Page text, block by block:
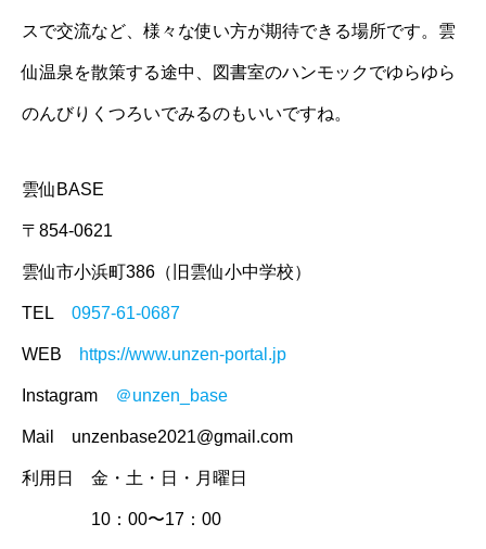
スで交流など、様々な使い方が期待できる場所です。雲
仙温泉を散策する途中、図書室のハンモックでゆらゆら
のんびりくつろいでみるのもいいですね。
雲仙BASE
〒854-0621
雲仙市小浜町386（旧雲仙小中学校）
TEL 0957-61-0687
WEB https://www.unzen-portal.jp
Instagram ＠unzen_base
Mail unzenbase2021@gmail.com
利用日 金・土・日・月曜日
10：00〜17：00